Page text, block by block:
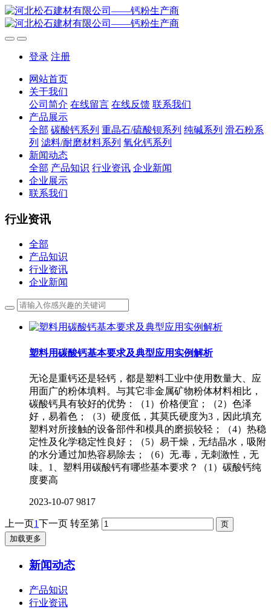
登录 注册
网站首页
关于我们
公司简介 在线留言 在线反馈 联系我们
产品展示
全部 碳酸钙系列 重晶石/硫酸钡系列 纯碱系列 滑石粉系
列 滤料/耐磨材料系列 氧化钙系列
新闻动态
全部 产品知识 行业资讯 企业新闻
企业展示
联系我们
行业资讯
全部
产品知识
行业资讯
企业新闻
塑料用碳酸钙基本要求及典型应用实例解析
无论是重钙还是轻钙，都是塑料工业中使用数量大、应
用面广的粉体填料。与其它非金属矿物粉体材料相比，
碳酸钙具有较好的优势：（1）价格便宜；（2）色泽
好，易着色；（3）硬度低，其莫氏硬度为3，因此填充
塑料对所接触的设备部件和模具的磨损较轻；（4）热稳
定性及化学稳定性良好；（5）易干燥，无结晶水，吸附
的水分通过加热容易除去；（6）无.毒，无刺激性，无
味。1、塑料用碳酸钙有哪些基本要求？（1）碳酸钙纯
度要高
2023-10-07 9817
上一页1下一页 转至第
加载更多
新闻动态
产品知识
行业资讯